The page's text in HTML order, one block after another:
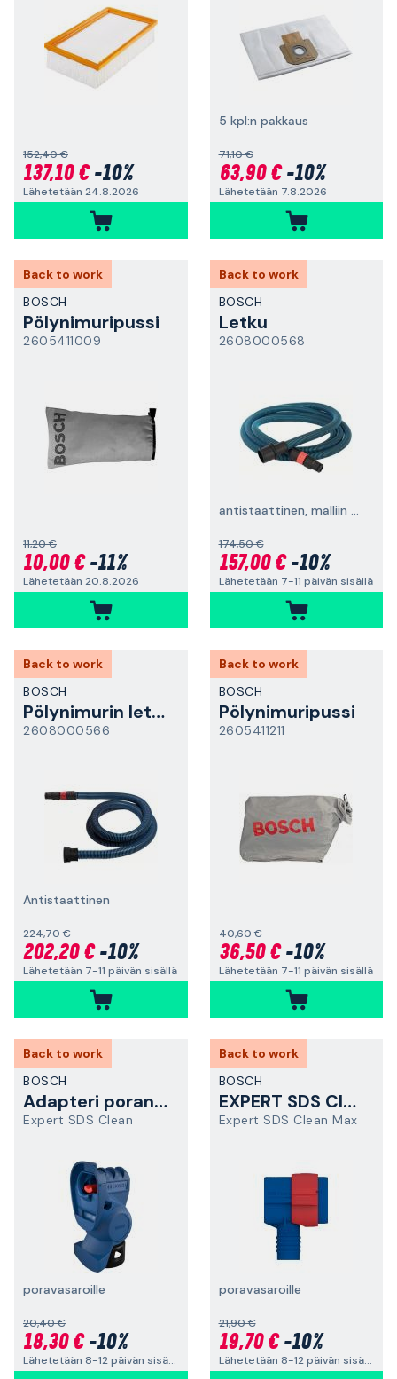
152,40 €
137,10 €-10%
Lähetetään 24.8.2026
5 kpl:n pakkaus
71,10 €
63,90 €-10%
Lähetetään 7.8.2026
Back to work
BOSCH
Pölynimuripussi
2605411009
11,20 €
10,00 €-11%
Lähetetään 20.8.2026
Back to work
BOSCH
Letku
2608000568
antistaattinen, malliin GAS 35-55
174,50 €
157,00 €-10%
Lähetetään 7-11 päivän sisällä
Back to work
BOSCH
Pölynimurin letku
2608000566
Antistaattinen
224,70 €
202,20 €-10%
Lähetetään 7-11 päivän sisällä
Back to work
BOSCH
Pölynimuripussi
2605411211
40,60 €
36,50 €-10%
Lähetetään 7-11 päivän sisällä
Back to work
BOSCH
Adapteri poranterille
Expert SDS Clean
poravasaroille
20,40 €
18,30 €-10%
Lähetetään 8-12 päivän sisällä
Back to work
BOSCH
EXPERT SDS Clean max -liitin
Expert SDS Clean Max
poravasaroille
21,90 €
19,70 €-10%
Lähetetään 8-12 päivän sisällä